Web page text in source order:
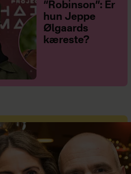
“Robinson”: Er
hun Jeppe
Ølgaards
kæreste?